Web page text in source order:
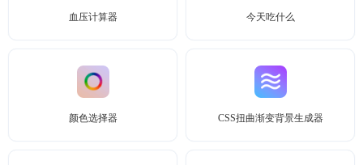
血压计算器 今天吃什么
颜色选择器 CSS扭曲渐变背景生成器